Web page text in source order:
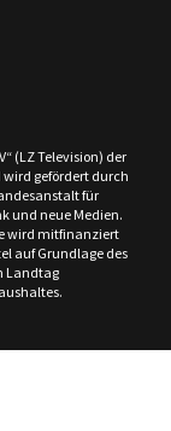
(LZ Television) der
wird gefördert durch
für
und neue Medien.
wird mitfinanziert
auf Grundlage des
Landtag